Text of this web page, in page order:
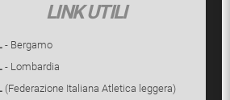
LINK UTILI
- Bergamo
- Lombardia
(Federazione Italiana Atletica leggera)